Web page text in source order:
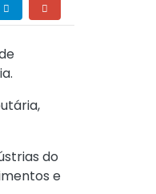
do
e